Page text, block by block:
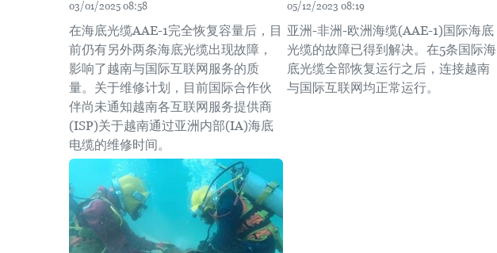
03/01/2025 08:58
在海底光缆AAE-1完全恢复容量后，目
前仍有另外两条海底光缆出现故障，
影响了越南与国际互联网服务的质
量。关于维修计划，目前国际合作伙
伴尚未通知越南各互联网服务提供商
(ISP)关于越南通过亚洲内部(IA)海底
电缆的维修时间。
05/12/2023 08:19
亚洲-非洲-欧洲海缆(AAE-1)国际海底
光缆的故障已得到解决。在5条国际海
底光缆全部恢复运行之后，连接越南
与国际互联网均正常运行。